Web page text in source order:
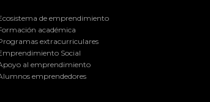
de emprendimiento
académica
extracurriculares
Social
al emprendimiento
emprendedores